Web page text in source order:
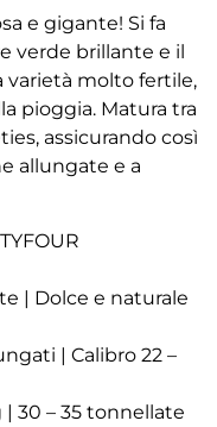
e gigante! Si fa
verde brillante e il
varietà molto fertile,
pioggia. Matura tra
assicurando così
allungate e a
| Dolce e naturale
| Calibro 22 –
| 30 – 35 tonnellate